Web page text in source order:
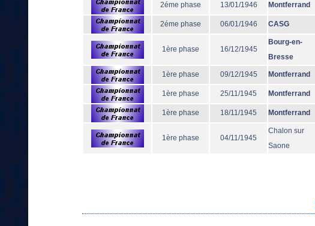
2éme phase 13/01/1946 Montferrand
2éme phase 06/01/1946 CASG
1ère phase 16/12/1945
Bourg-en-
Bresse
1ère phase 09/12/1945 Montferrand
1ère phase 25/11/1945 Montferrand
1ère phase 18/11/1945 Montferrand
1ère phase 04/11/1945
Chalon sur
Saone